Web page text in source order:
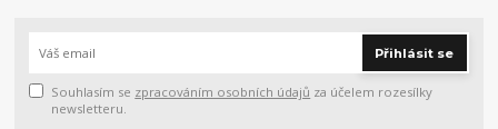
Přihlásit se
Souhlasím se zpracováním osobních údajů za účelem rozesílky
newsletteru.